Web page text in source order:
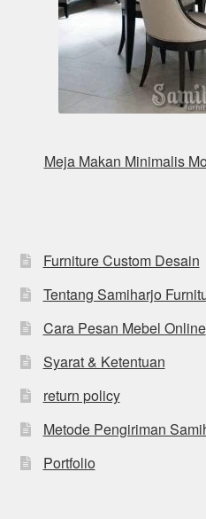
Meja Makan Minimalis
Furniture Custom Desain
Tentang Samiharjo
Cara Pesan Mebel Online
Syarat & Ketentuan
return policy
Metode Pengiriman
Portfolio